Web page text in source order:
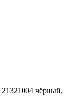
чёрный,